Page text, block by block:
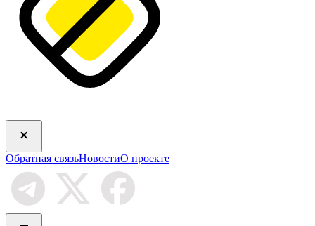
Обратная связьНовостиО проекте